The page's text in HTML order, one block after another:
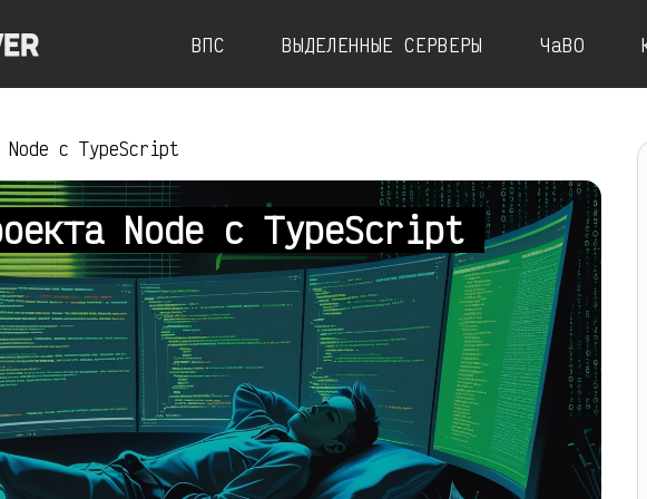
ВПС ВЫДЕЛЕННЫЕ СЕРВЕРЫ ЧаВО
Node с TypeScript
Node с TypeScript